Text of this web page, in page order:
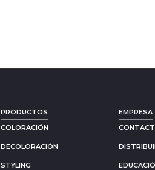
PRODUCTOS
COLORACIÓN
DECOLORACIÓN
STYLING
EMPRESA